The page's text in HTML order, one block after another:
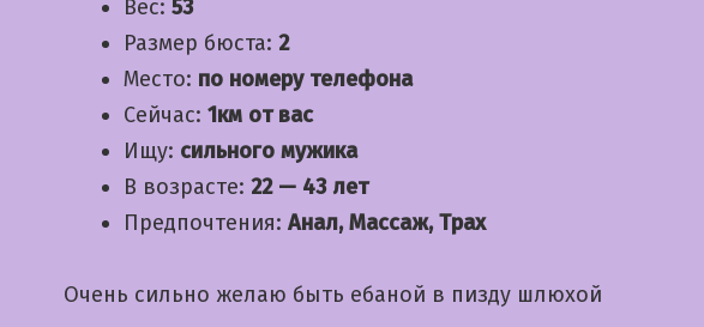
Вес: 53
Размер бюста: 2
Место: по номеру телефона
Сейчас: 1км от вас
Ищу: сильного мужика
В возрасте: 22 — 43 лет
Предпочтения: Анал, Массаж, Трах
Очень сильно желаю быть ебаной в пизду шлюхой